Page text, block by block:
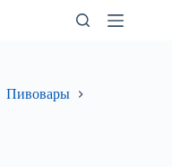
Пивовары